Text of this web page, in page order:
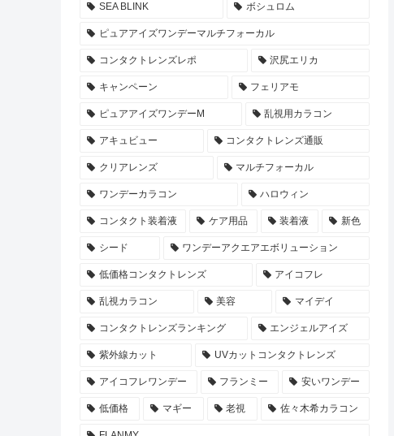
SEA BLINK ボシュロム
ピュアアイズワンデーマルチフォーカル
コンタクトレンズレポ 沢尻エリカ
キャンペーン フェリアモ
ピュアアイズワンデーM 乱視用カラコン
アキュビュー コンタクトレンズ通販
クリアレンズ マルチフォーカル
ワンデーカラコン ハロウィン
コンタクト装着液 ケア用品 装着液 新色
シード ワンデーアクエアエボリューション
低価格コンタクトレンズ アイコフレ
乱視カラコン 美容 マイデイ
コンタクトレンズランキング エンジェルアイズ
紫外線カット UVカットコンタクトレンズ
アイコフレワンデー フランミー 安いワンデー
低価格 マギー 老視 佐々木希カラコン